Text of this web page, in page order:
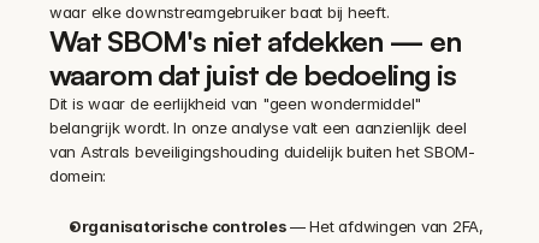
waar elke downstreamgebruiker baat bij heeft.
Wat SBOM's niet afdekken — en
waarom dat juist de bedoeling is
Dit is waar de eerlijkheid van "geen wondermiddel"
belangrijk wordt. In onze analyse valt een aanzienlijk deel
van Astrals beveiligingshouding duidelijk buiten het SBOM-
domein:
Organisatorische controles — Het afdwingen van 2FA,